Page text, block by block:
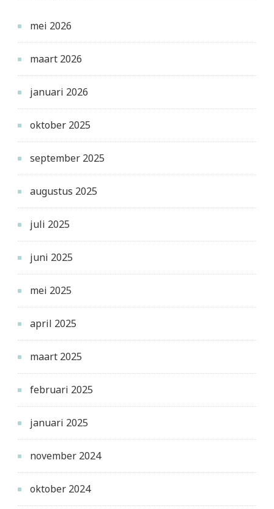
mei 2026
maart 2026
januari 2026
oktober 2025
september 2025
augustus 2025
juli 2025
juni 2025
mei 2025
april 2025
maart 2025
februari 2025
januari 2025
november 2024
oktober 2024